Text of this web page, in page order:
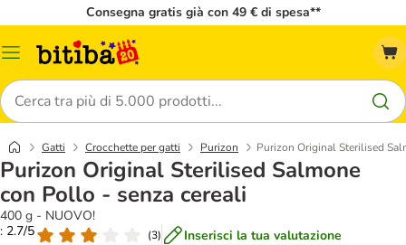
Consegna gratis già con 49 € di spesa**
Overview
Cerca
Gatti Crocchette per gatti Purizon Purizon Original Sterilised
Purizon Original Sterilised Salmone
con Pollo - senza cereali
400 g - NUOVO!
: 2.7/5
(3) Inserisci la tua valutazione